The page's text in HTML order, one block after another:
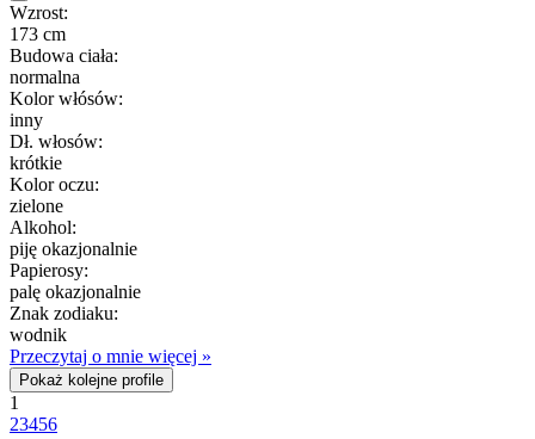
Wzrost:
173 cm
Budowa ciała:
normalna
Kolor włósów:
inny
Dł. włosów:
krótkie
Kolor oczu:
zielone
Alkohol:
piję okazjonalnie
Papierosy:
palę okazjonalnie
Znak zodiaku:
wodnik
Przeczytaj o mnie więcej »
Pokaż kolejne profile
1
23456